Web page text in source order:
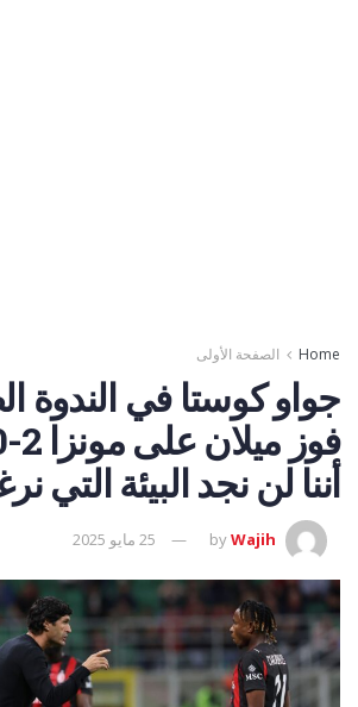
Home الصفحة الأولى
جواو كوستا في الندوة
أننا لن نجد البيئة التي
byWajih 25 مايو 2025